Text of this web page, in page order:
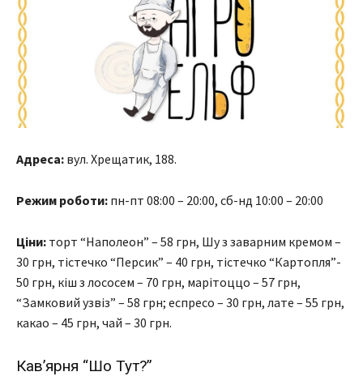
Адреса: вул. Хрещатик, 188.
Режим роботи: пн-пт 08:00 – 20:00, сб-нд 10:00 – 20:00
Ціни: торт “Наполеон” – 58 грн, Шу з заварним кремом –
30 грн, тістечко “Персик” – 40 грн, тістечко “Картопля”-
50 грн, кіш з лососем – 70 грн, марітоццо – 57 грн,
“Замковий узвіз” – 58 грн; еспресо – 30 грн, лате – 55 грн,
какао – 45 грн, чай – 30 грн.
Кав’ярня “Шо Тут?”